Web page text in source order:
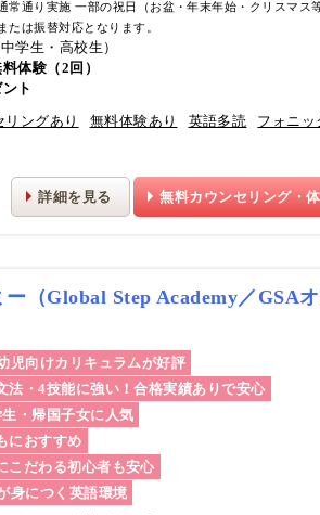
常通り実施 一部の祝日（お盆・年末年始・クリスマス
たは振替対応となります。
学生・高校生）
体験（2回）
ト
ングあり 無料体験あり 英語多読
フォニッ
詳細を見る 無料カウンセリング・
（Global Step Academy／GSAオ
児向けカリキュラムが好評
法・4技能に強い！合格実績ありで安心
・帰国子女に人気
におすすめ
こだわる初心者も安心
身につく英語環境